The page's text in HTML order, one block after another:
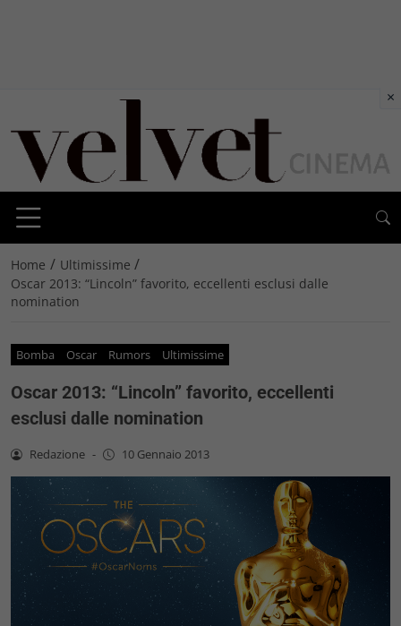
Home / Ultimissime /
Oscar 2013: “Lincoln” favorito, eccellenti esclusi dalle
nomination
Bomba Oscar Rumors Ultimissime
Oscar 2013: “Lincoln” favorito, eccellenti
esclusi dalle nomination
Redazione - 10 Gennaio 2013
×